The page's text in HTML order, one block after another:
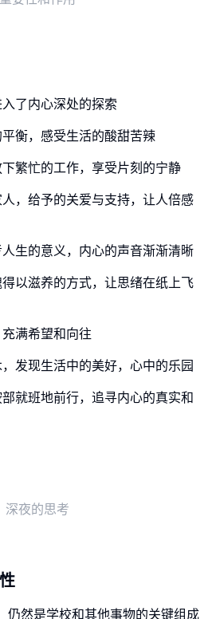
了内心深处的探索
衡，感受生活的酸甜苦辣
繁忙的工作，享受片刻的宁静
，给予的关爱与支持，让人倍感
生的意义，内心的声音渐渐清晰
以滋养的方式，让思绪在纸上飞
满希望和向往
发现生活中的美好，心中的乐园
就班地前行，追寻内心的真实和
深夜的思考
仍然是学校和其他事物的关键组成